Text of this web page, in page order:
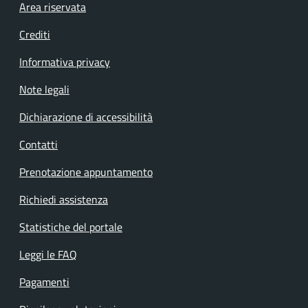
Footer menu
Area riservata
Crediti
Informativa privacy
Note legali
Dichiarazione di accessibilità
Contatti
Prenotazione appuntamento
Richiedi assistenza
Statistiche del portale
Leggi le FAQ
Pagamenti